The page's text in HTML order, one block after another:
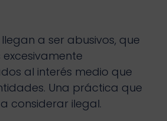
a ser abusivos, que
excesivamente
al interés medio que
Una práctica que
considerar ilegal.